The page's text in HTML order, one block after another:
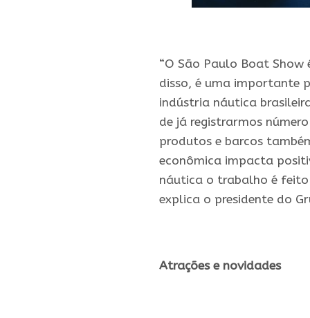
“O São Paulo Boat
disso, é uma importante
indústria náutica
de já registrarmos
produtos e barcos
econômica impacta
náutica o trabalho é feito
explica o presidente do
Atrações e novidades